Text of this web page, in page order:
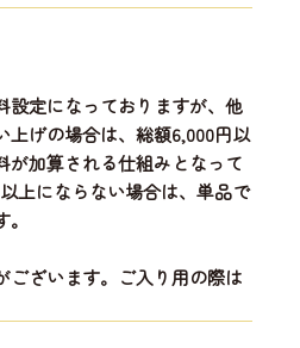
設定になっておりますが、他
上げの場合は、総額6,000円以
が加算される仕組みとなって
上にならない場合は、単品で
ございます。ご入り用の際は